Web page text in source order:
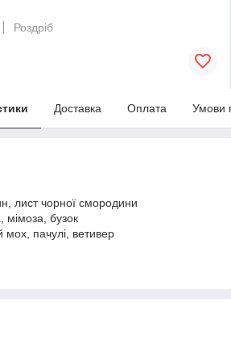
Роздріб
Доставка Оплата Умови
лист чорної смородини
мімоза, бузок
мох, пачулі, ветивер